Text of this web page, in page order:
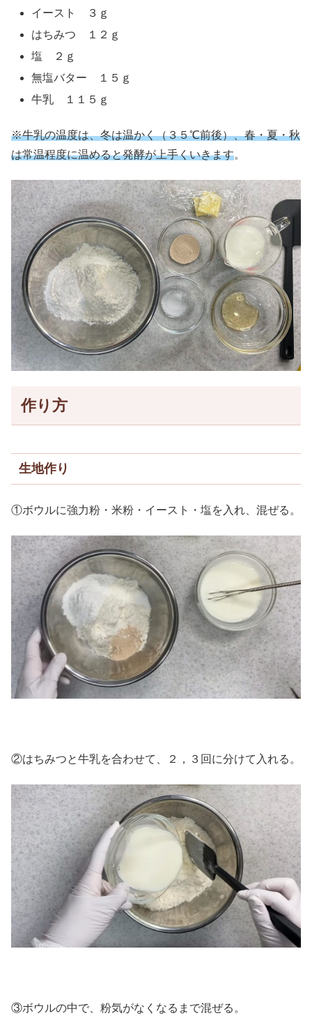
イースト ３ｇ
はちみつ １２ｇ
塩 ２ｇ
無塩バター １５ｇ
牛乳 １１５ｇ
※牛乳の温度は、冬は温かく（３５℃前後）、春・夏・秋
は常温程度に温めると発酵が上手くいきます。
作り方
生地作り
①ボウルに強力粉・米粉・イースト・塩を入れ、混ぜる。
②はちみつと牛乳を合わせて、２，３回に分けて入れる。
③ボウルの中で、粉気がなくなるまで混ぜる。